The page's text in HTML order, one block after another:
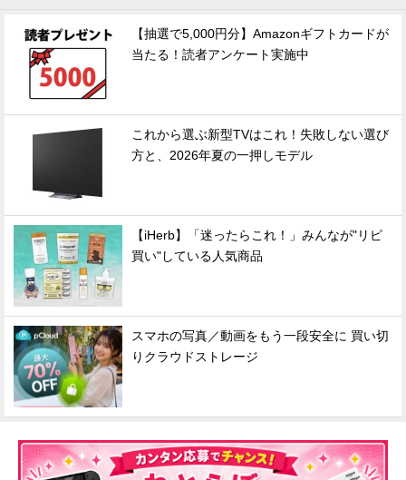
【抽選で5,000円分】Amazonギフトカードが
当たる！読者アンケート実施中
これから選ぶ新型TVはこれ！失敗しない選び
方と、2026年夏の一押しモデル
【iHerb】「迷ったらこれ！」みんなが"リピ
買い"している人気商品
スマホの写真／動画をもう一段安全に 買い切
りクラウドストレージ